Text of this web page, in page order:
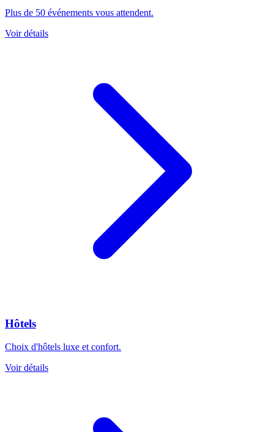
Plus de 50 événements vous attendent.
Voir détails
Hôtels
Choix d'hôtels luxe et confort.
Voir détails